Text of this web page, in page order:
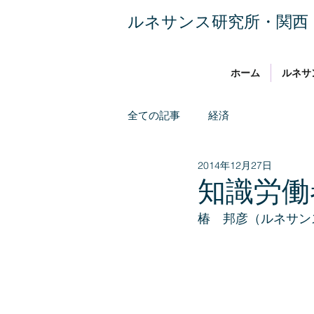
​ルネサンス研究所・関西
ホーム ルネサ
全ての記事 経済
知識労
2014年12月27日
椿　邦彦（ルネサン